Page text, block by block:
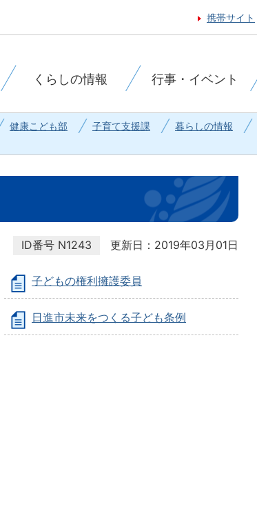
携帯サイト
くらしの情報 行事・イベント
健康こども部 子育て支援課 暮らしの情報
ID番号 N1243 更新日：2019年03月01日
子どもの権利擁護委員
日進市未来をつくる子ども条例